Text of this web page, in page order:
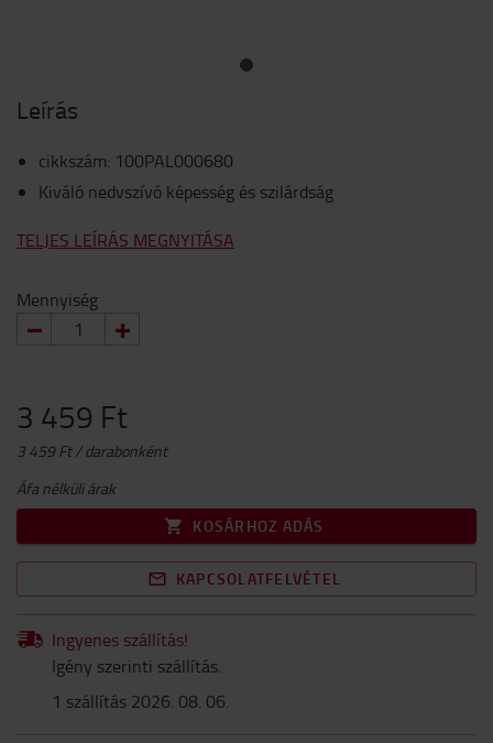
Leírás
cikkszám: 100PAL000680
Kiváló nedvszívó képesség és szilárdság
TELJES LEÍRÁS MEGNYITÁSA
Mennyiség
3 459 Ft
3 459 Ft / darabonként
Áfa nélküli árak
KOSÁRHOZ ADÁS
KAPCSOLATFELVÉTEL
Ingyenes szállítás!
Igény szerinti szállítás.
1 szállítás 2026. 08. 06.